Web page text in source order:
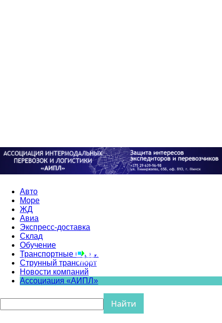
Авто
Море
ЖД
Авиа
Экспресс-доставка
Склад
Обучение
Транспортные биржи
Струнный транспорт
Новости компаний
Ассоциация «АИПЛ»